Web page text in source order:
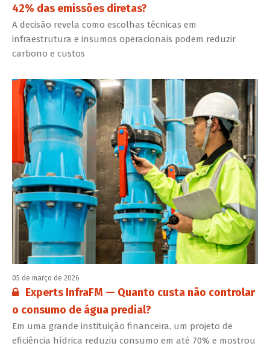
42% das emissões diretas?
A decisão revela como escolhas técnicas em
infraestrutura e insumos operacionais podem reduzir
carbono e custos
05 de março de 2026
Conteúdo restrito:
Experts InfraFM — Quanto custa não controlar
o consumo de água predial?
Em uma grande instituição financeira, um projeto de
eficiência hídrica reduziu consumo em até 70% e mostrou